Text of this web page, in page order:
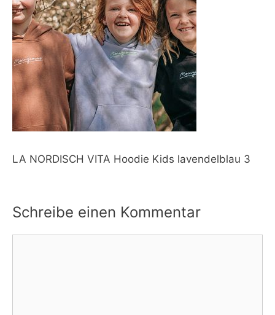
LA NORDISCH VITA Hoodie Kids lavendelblau 3
Schreibe einen Kommentar